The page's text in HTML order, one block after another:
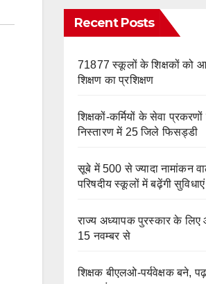
Recent Posts
71877 स्कूलों के शिक्षकों को
शिक्षण का प्रशिक्षण
शिक्षकों-कर्मियों के सेवा
निस्तारण में 25 जिले फिसड्डी
सूबे में 500 से ज्यादा नामांकन
परिषदीय स्कूलों में बढ़ेंगी सुविधाएं
राज्य अध्यापक पुरस्कार के
15 नवम्बर से
शिक्षक बीएलओ-पर्यवेक्षक बने,